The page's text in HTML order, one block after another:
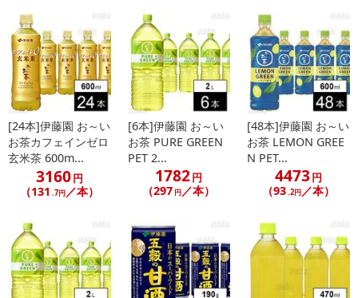
[24本]伊藤園 お～い
お茶カフェインゼロ
玄米茶 600m...
3160円
（131 .7円／本）
[6本]伊藤園 お～い
お茶 PURE GREEN
PET 2...
1782円
（297 円 ／本）
[48本]伊藤園 お～い
お茶 LEMON GREE
N PET...
4473円
（93 .2円 ／本）